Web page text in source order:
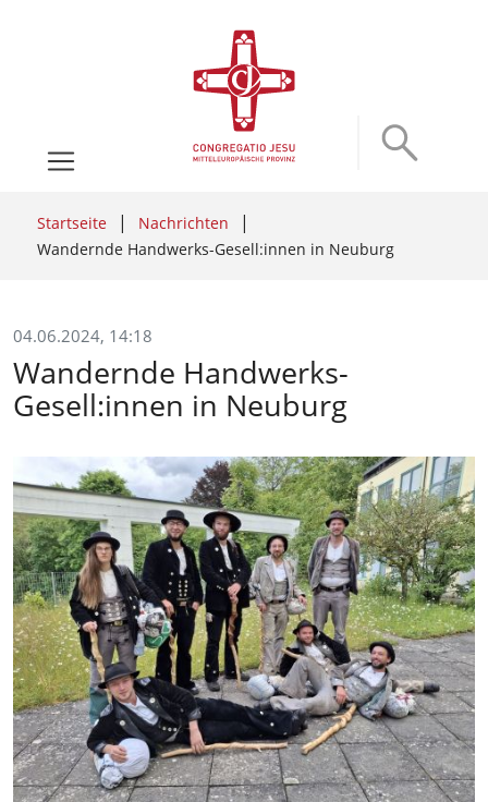
Startseite
Nachrichten
Wandernde Handwerks-Gesell:innen in Neuburg
04.06.2024, 14:18
Wandernde Handwerks-
Gesell:innen in Neuburg